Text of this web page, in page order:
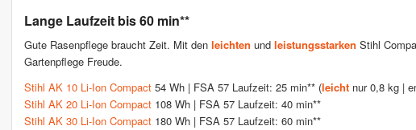
Lange Laufzeit bis 60 min**
Gute Rasenpflege braucht Zeit. Mit den leichten und leistungsstarken Stihl
Gartenpflege Freude.
Stihl AK 10 Li-Ion Compact 54 Wh | FSA 57 Laufzeit: 25 min** (leicht nur 0,8 kg |
Stihl AK 20 Li-Ion Compact 108 Wh | FSA 57 Laufzeit: 40 min**
Stihl AK 30 Li-Ion Compact 180 Wh | FSA 57 Laufzeit: 60 min**